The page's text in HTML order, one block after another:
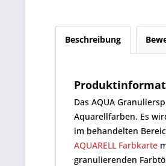
Beschreibung
Das AQUA
Aquarellfarben. Es
im behandelten
AQUARELL Farbkarte
granulierenden